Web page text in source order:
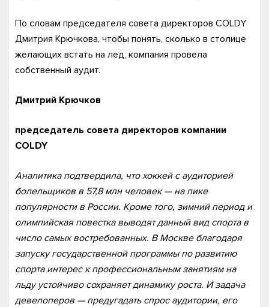
По словам председателя совета директоров COLDY
Дмитрия Крючкова, чтобы понять, сколько в столице
желающих встать на лед, компания провела
собственный аудит.
Дмитрий Крючков
председатель совета директоров компании
COLDY
Аналитика подтвердила, что хоккей с аудиторией
болельщиков в 57,8 млн человек — на пике
популярности в России. Кроме того, зимний период и
олимпийская повестка выводят данный вид спорта в
число самых востребованных. В Москве благодаря
запуску государственной программы по развитию
спорта интерес к профессиональным занятиям на
льду устойчиво сохраняет динамику роста. И задача
девелоперов — предугадать спрос аудитории, его